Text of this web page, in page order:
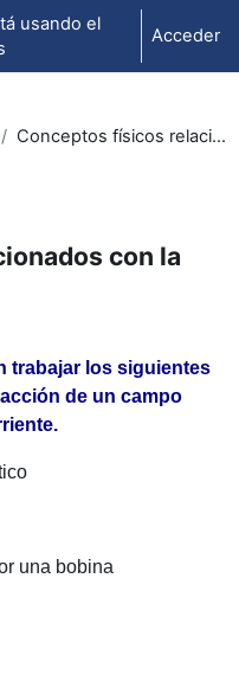
usando el
Acceder
Conceptos físicos relacionados con la actividad
con la
trabajar los siguientes
de un campo
una bobina